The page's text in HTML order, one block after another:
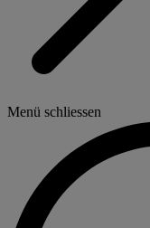
Menü schliessen